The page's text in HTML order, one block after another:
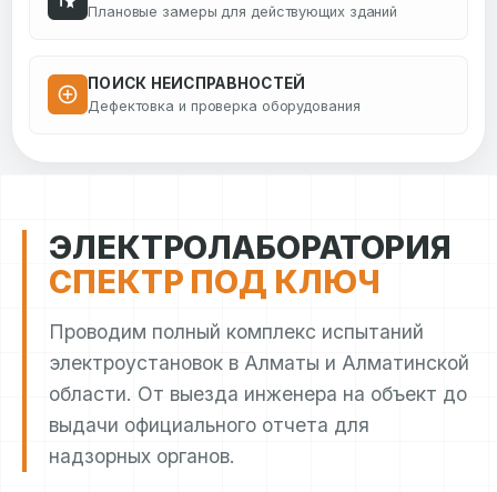
Плановые замеры для действующих зданий
ПОИСК НЕИСПРАВНОСТЕЙ
Дефектовка и проверка оборудования
ЭЛЕКТРОЛАБОРАТОРИЯ
СПЕКТР ПОД КЛЮЧ
Проводим полный комплекс испытаний
электроустановок в Алматы и Алматинской
области. От выезда инженера на объект до
выдачи официального отчета для
надзорных органов.